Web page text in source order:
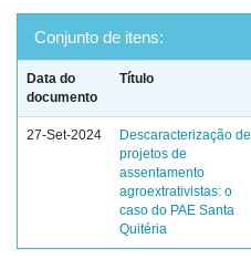
Conjunto de itens:
Data do
documento
Título
27-Set-2024
Descaracterização de
projetos de
assentamento
agroextrativistas: o
caso do PAE Santa
Quitéria